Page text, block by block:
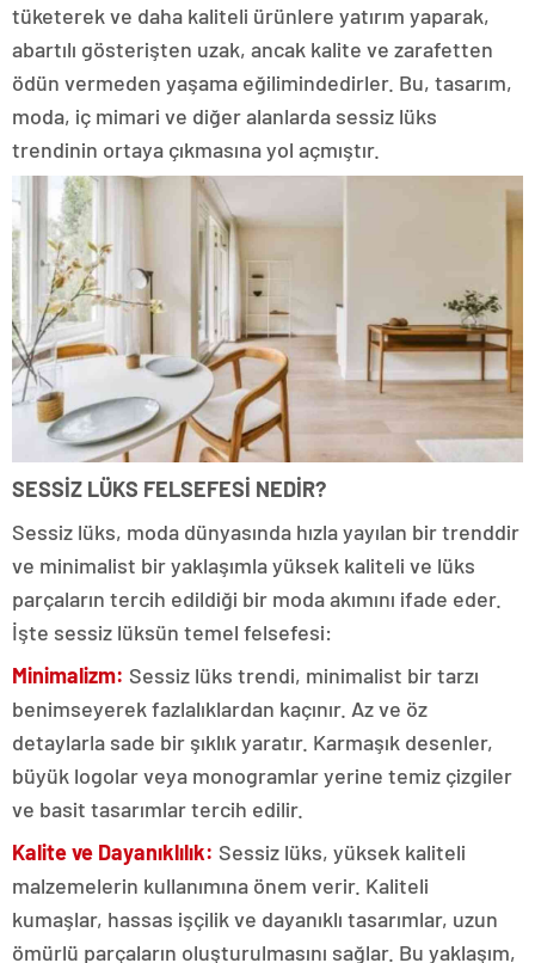
tüketerek ve daha kaliteli ürünlere yatırım yaparak,
abartılı gösterişten uzak, ancak kalite ve zarafetten
ödün vermeden yaşama eğilimindedirler. Bu, tasarım,
moda, iç mimari ve diğer alanlarda sessiz lüks
trendinin ortaya çıkmasına yol açmıştır.
SESSİZ LÜKS FELSEFESİ NEDİR?
Sessiz lüks, moda dünyasında hızla yayılan bir trenddir
ve minimalist bir yaklaşımla yüksek kaliteli ve lüks
parçaların tercih edildiği bir moda akımını ifade eder.
İşte sessiz lüksün temel felsefesi:
Minimalizm: Sessiz lüks trendi, minimalist bir tarzı
benimseyerek fazlalıklardan kaçınır. Az ve öz
detaylarla sade bir şıklık yaratır. Karmaşık desenler,
büyük logolar veya monogramlar yerine temiz çizgiler
ve basit tasarımlar tercih edilir.
Kalite ve Dayanıklılık: Sessiz lüks, yüksek kaliteli
malzemelerin kullanımına önem verir. Kaliteli
kumaşlar, hassas işçilik ve dayanıklı tasarımlar, uzun
ömürlü parçaların oluşturulmasını sağlar. Bu yaklaşım,